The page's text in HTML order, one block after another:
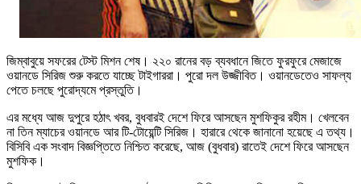
জিম্বাবুয়ে সফরের টেস্ট মিশন শেষ। ২২০ রানের বড় ব্যবধানে জিতে ফুরফুরে মেজাজে
ওয়ানডে সিরিজ শুরু করতে যাচ্ছে টাইগাররা। পুরো দল উজ্জীবিত। ওয়ানডেতেও সাফল্য
পেতে চলছে পুরোদ্যমে প্রস্তুতি।
এর মধ্যে আজ দুপুরে হঠাৎ খবর, বুধবারই দেশে ফিরে আসছেন মুশফিকুর রহীম। খেলবেন
না তিন ম্যাচের ওয়ানডে আর টি-টোয়েন্টি সিরিজ। হারারে থেকে জানানো হয়েছে এ তথ্য।
বিসিবি এক সংবাদ বিজ্ঞপ্তিতে নিশ্চিত করেছে, আজ (বুধবার) রাতেই দেশে ফিরে আসছেন
মুশফিক।